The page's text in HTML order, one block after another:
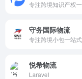
守务国际物流
悦希物流
Laravel